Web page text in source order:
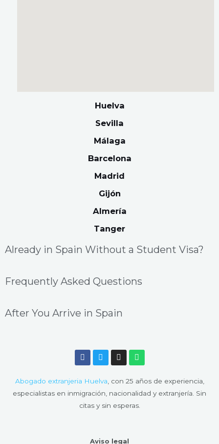
Huelva
Sevilla
Málaga
Barcelona
Madrid
Gijón
Almería
Tanger
Already in Spain Without a Student Visa?
Frequently Asked Questions
After You Arrive in Spain
F
a
c
b
o
o
k
T
w
i
t
e
I
n
s
a
g
a
W
h
a
s
a
p
Abogado extranjeria Huelva , con 25 años de experiencia,
especialistas en inmigración, nacionalidad y extranjería. Sin
citas y sin esperas.
Aviso legal